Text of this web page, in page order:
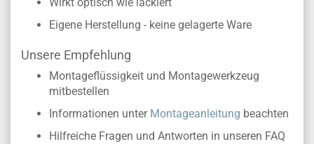
Eigene Herstellung - keine gelagerte Ware
Unsere Empfehlung
Montageflüssigkeit und Montagewerkzeug
mitbestellen
Informationen unter Montageanleitung beachten
Hilfreiche Fragen und Antworten in unseren FAQ